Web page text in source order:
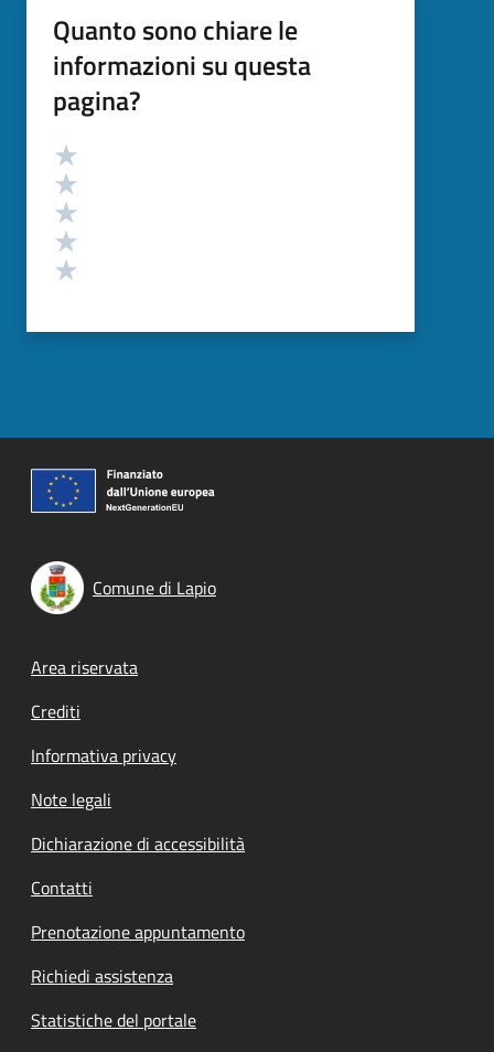
Quanto sono chiare le
informazioni su questa
pagina?
Valutazione
Comune di Lapio
Footer menu
Area riservata
Crediti
Informativa privacy
Note legali
Dichiarazione di accessibilità
Contatti
Prenotazione appuntamento
Richiedi assistenza
Statistiche del portale